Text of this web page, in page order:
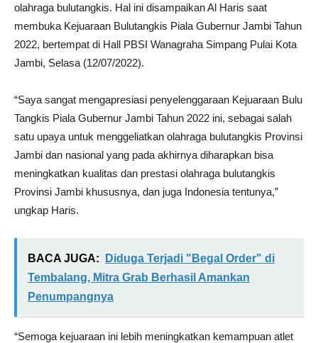
olahraga bulutangkis. Hal ini disampaikan Al Haris saat
membuka Kejuaraan Bulutangkis Piala Gubernur Jambi Tahun
2022, bertempat di Hall PBSI Wanagraha Simpang Pulai Kota
Jambi, Selasa (12/07/2022).
“Saya sangat mengapresiasi penyelenggaraan Kejuaraan Bulu
Tangkis Piala Gubernur Jambi Tahun 2022 ini, sebagai salah
satu upaya untuk menggeliatkan olahraga bulutangkis Provinsi
Jambi dan nasional yang pada akhirnya diharapkan bisa
meningkatkan kualitas dan prestasi olahraga bulutangkis
Provinsi Jambi khususnya, dan juga Indonesia tentunya,”
ungkap Haris.
BACA JUGA:
Diduga Terjadi "Begal Order" di
Tembalang, Mitra Grab Berhasil Amankan
Penumpangnya
“Semoga kejuaraan ini lebih meningkatkan kemampuan atlet